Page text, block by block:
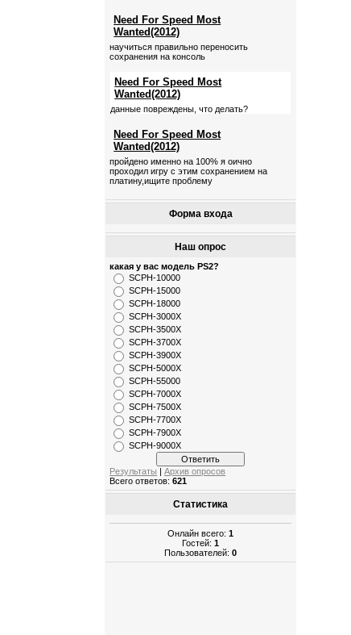
Need For Speed Most
Wanted(2012)
научиться правильно переносить
сохранения на консоль
Need For Speed Most
Wanted(2012)
данные повреждены, что делать?
Need For Speed Most
Wanted(2012)
пройдено именно на 100% я оично
проходил игру с этим сохранением на
платину,ищите проблему
Форма входа
Наш опрос
какая у вас модель PS2?
SCPH-10000
SCPH-15000
SCPH-18000
SCPH-3000X
SCPH-3500X
SCPH-3700X
SCPH-3900X
SCPH-5000X
SCPH-55000
SCPH-7000X
SCPH-7500X
SCPH-7700X
SCPH-7900X
SCPH-9000X
Результаты |Архив опросов
Всего ответов:621
Статистика
Онлайн всего:1
Гостей:1
Пользователей:0